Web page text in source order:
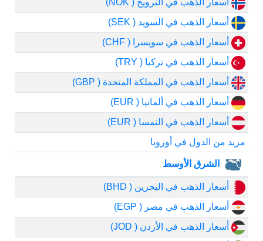
أسعار الذهب في النرويج ( NOK)
أسعار الذهب في السويد ( SEK)
أسعار الذهب في سويسرا ( CHF)
أسعار الذهب في تركيا ( TRY)
أسعار الذهب في المملكة المتحدة ( GBP)
أسعار الذهب في ألمانيا ( EUR)
أسعار الذهب في النمسا ( EUR)
مزيد من الدول في أوروبا
الشرق الأوسط
أسعار الذهب في البحرين ( BHD)
أسعار الذهب في مصر ( EGP)
أسعار الذهب في الأردن ( JOD)